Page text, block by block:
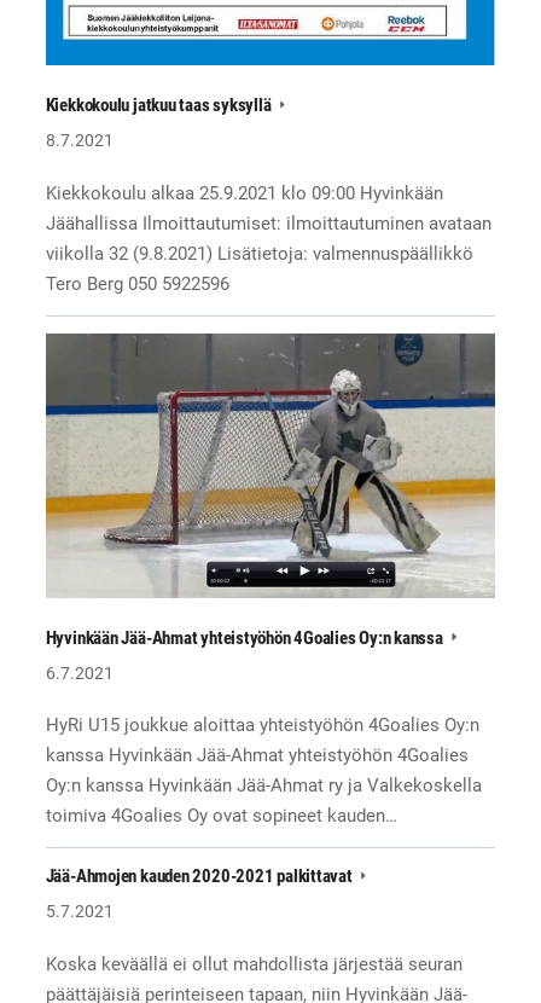
Kiekkokoulu jatkuu taas syksyllä
8.7.2021
Kiekkokoulu alkaa 25.9.2021 klo 09:00 Hyvinkään
Jäähallissa Ilmoittautumiset: ilmoittautuminen avataan
viikolla 32 (9.8.2021) Lisätietoja: valmennuspäällikkö
Tero Berg 050 5922596
Hyvinkään Jää-Ahmat yhteistyöhön 4Goalies Oy:n kanssa
6.7.2021
HyRi U15 joukkue aloittaa yhteistyöhön 4Goalies Oy:n
kanssa Hyvinkään Jää-Ahmat yhteistyöhön 4Goalies
Oy:n kanssa Hyvinkään Jää-Ahmat ry ja Valkekoskella
toimiva 4Goalies Oy ovat sopineet kauden…
Jää-Ahmojen kauden 2020-2021 palkittavat
5.7.2021
Koska keväällä ei ollut mahdollista järjestää seuran
päättäjäisiä perinteiseen tapaan, niin Hyvinkään Jää-